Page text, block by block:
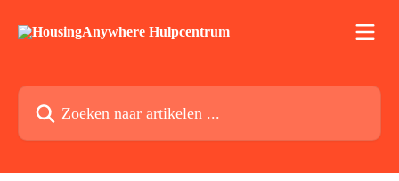
Zoeken naar artikelen ...